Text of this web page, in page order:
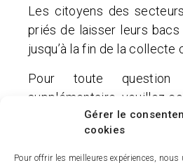
Gérer le
cookies
Pour offrir les meilleures expériences,
Les citoyens des
priés de laisser leurs
jusqu’à la fin de la collecte
Pour toute question
supplémentaire, veuillez
la Vallée-du-Richelieu
(4636). Pour toute
acceptés ou pour